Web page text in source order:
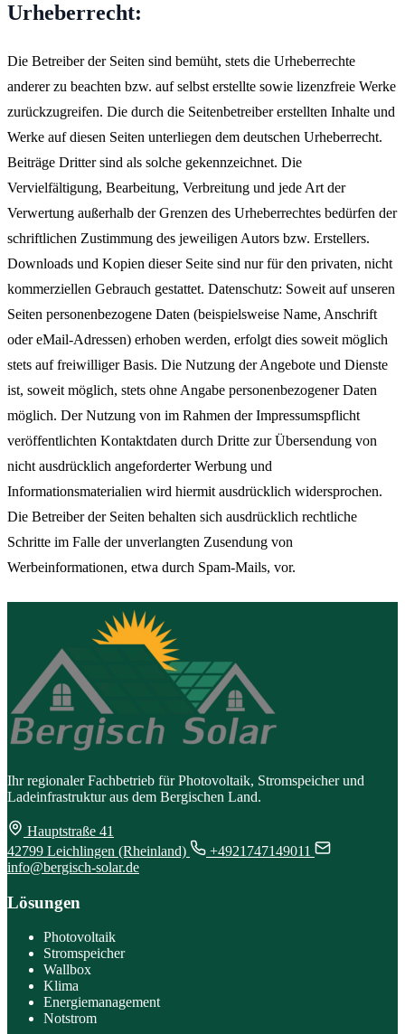
Urheberrecht:
Die Betreiber der Seiten sind bemüht, stets die Urheberrechte
anderer zu beachten bzw. auf selbst erstellte sowie lizenzfreie Werke
zurückzugreifen. Die durch die Seitenbetreiber erstellten Inhalte und
Werke auf diesen Seiten unterliegen dem deutschen Urheberrecht.
Beiträge Dritter sind als solche gekennzeichnet. Die
Vervielfältigung, Bearbeitung, Verbreitung und jede Art der
Verwertung außerhalb der Grenzen des Urheberrechtes bedürfen der
schriftlichen Zustimmung des jeweiligen Autors bzw. Erstellers.
Downloads und Kopien dieser Seite sind nur für den privaten, nicht
kommerziellen Gebrauch gestattet. Datenschutz: Soweit auf unseren
Seiten personenbezogene Daten (beispielsweise Name, Anschrift
oder eMail-Adressen) erhoben werden, erfolgt dies soweit möglich
stets auf freiwilliger Basis. Die Nutzung der Angebote und Dienste
ist, soweit möglich, stets ohne Angabe personenbezogener Daten
möglich. Der Nutzung von im Rahmen der Impressumspflicht
veröffentlichten Kontaktdaten durch Dritte zur Übersendung von
nicht ausdrücklich angeforderter Werbung und
Informationsmaterialien wird hiermit ausdrücklich widersprochen.
Die Betreiber der Seiten behalten sich ausdrücklich rechtliche
Schritte im Falle der unverlangten Zusendung von
Werbeinformationen, etwa durch Spam-Mails, vor.
Ihr regionaler Fachbetrieb für Photovoltaik, Stromspeicher und
Ladeinfrastruktur aus dem Bergischen Land.
Hauptstraße 41
42799 Leichlingen (Rheinland)
+4921747149011
info@bergisch-solar.de
Lösungen
Photovoltaik
Stromspeicher
Wallbox
Klima
Energiemanagement
Notstrom